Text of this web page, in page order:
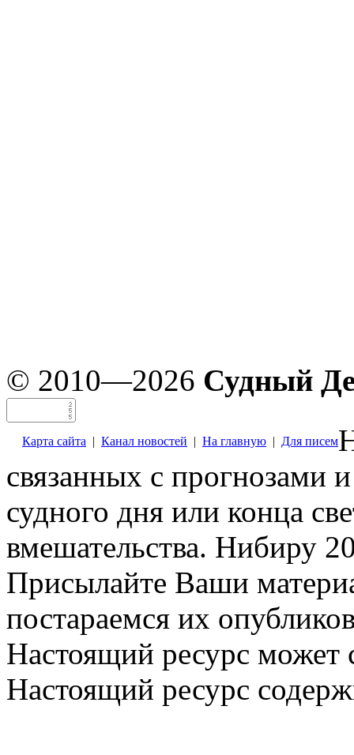
© 2010—2026 Судный
Карта сайта | Канал новостей | На главную | Для писем
связанных с прогнозами
судного дня или конца
вмешательства. Нибиру
Присылайте Ваши
постараемся их
Настоящий ресурс может
Настоящий ресурс